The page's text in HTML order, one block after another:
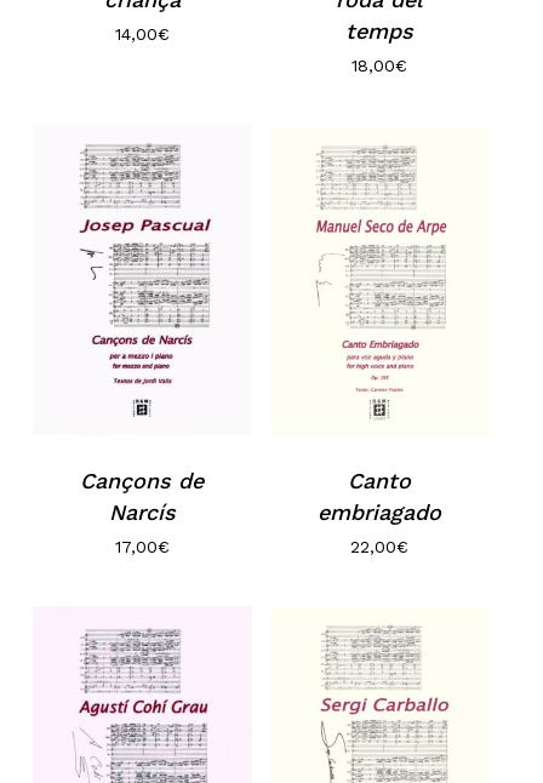
No hi ha productes a la cistella.
14,00€
temps
18,00€
Cançons de
Narcís
17,00€
Canto
embriagado
22,00€